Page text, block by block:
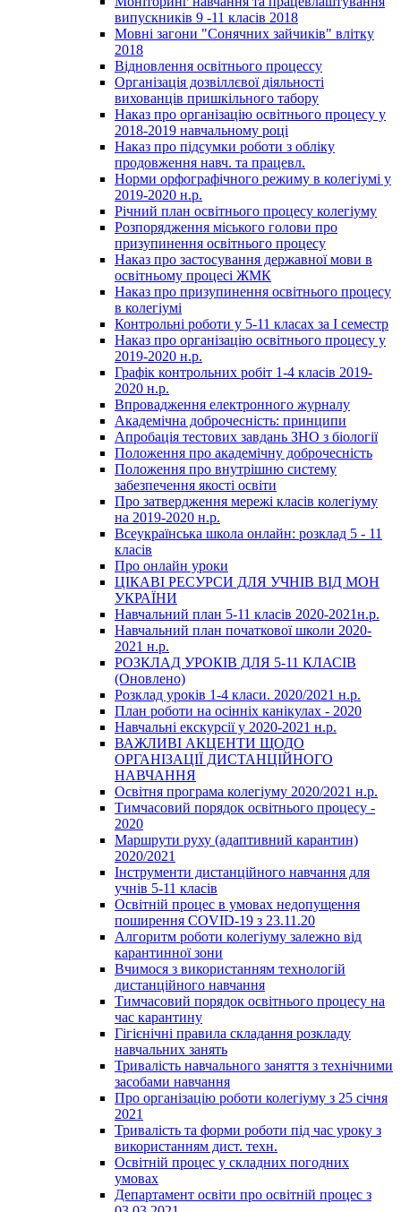
випускників 9 -11 класів 2018
Мовні загони "Сонячних зайчиків" влітку
2018
Відновлення освітнього процессу
Організація дозвіллєвої діяльності
вихованців пришкільного табору
Наказ про організацію освітнього процесу у
2018-2019 навчальному році
Наказ про підсумки роботи з обліку
продовження навч. та працевл.
Норми орфографічного режиму в колегіумі у
2019-2020 н.р.
Річний план освітнього процесу колегіуму
Розпорядження міського голови про
призупинення освітнього процесу
Наказ про застосування державної мови в
освітньому процесі ЖМК
Наказ про призупинення освітнього процесу
в колегіумі
Контрольні роботи у 5-11 класах за І семестр
Наказ про організацію освітнього процесу у
2019-2020 н.р.
Графік контрольних робіт 1-4 класів 2019-
2020 н.р.
Впровадження електронного журналу
Академічна доброчесність: принципи
Апробація тестових завдань ЗНО з біології
Положення про академічну доброчесність
Положення про внутрішню систему
забезпечення якості освіти
Про затвердження мережі класів колегіуму
на 2019-2020 н.р.
Всеукраїнська школа онлайн: розклад 5 - 11
класів
Про онлайн уроки
ЦІКАВІ РЕСУРСИ ДЛЯ УЧНІВ ВІД МОН
УКРАЇНИ
Навчальний план 5-11 класів 2020-2021н.р.
Навчальний план початкової школи 2020-
2021 н.р.
РОЗКЛАД УРОКІВ ДЛЯ 5-11 КЛАСІВ
(Оновлено)
Розклад уроків 1-4 класи. 2020/2021 н.р.
План роботи на осінніх канікулах - 2020
Навчальні екскурсії у 2020-2021 н.р.
ВАЖЛИВІ АКЦЕНТИ ЩОДО
ОРГАНІЗАЦІЇ ДИСТАНЦІЙНОГО
НАВЧАННЯ
Освітня програма колегіуму 2020/2021 н.р.
Тимчасовий порядок освітнього процесу -
2020
Маршрути руху (адаптивний карантин)
2020/2021
Інструменти дистанційного навчання для
учнів 5-11 класів
Освітній процес в умовах недопущення
поширення COVID-19 з 23.11.20
Алгоритм роботи колегіуму залежно від
карантинної зони
Вчимося з використанням технологій
дистанційного навчання
Тимчасовий порядок освітнього процесу на
час карантину
Гігієнічні правила складання розкладу
навчальних занять
Тривалість навчального заняття з технічними
засобами навчання
Про організацію роботи колегіуму з 25 січня
2021
Тривалість та форми роботи під час уроку з
використанням дист. техн.
Освітній процес у складних погодних
умовах
Департамент освіти про освітній процес з